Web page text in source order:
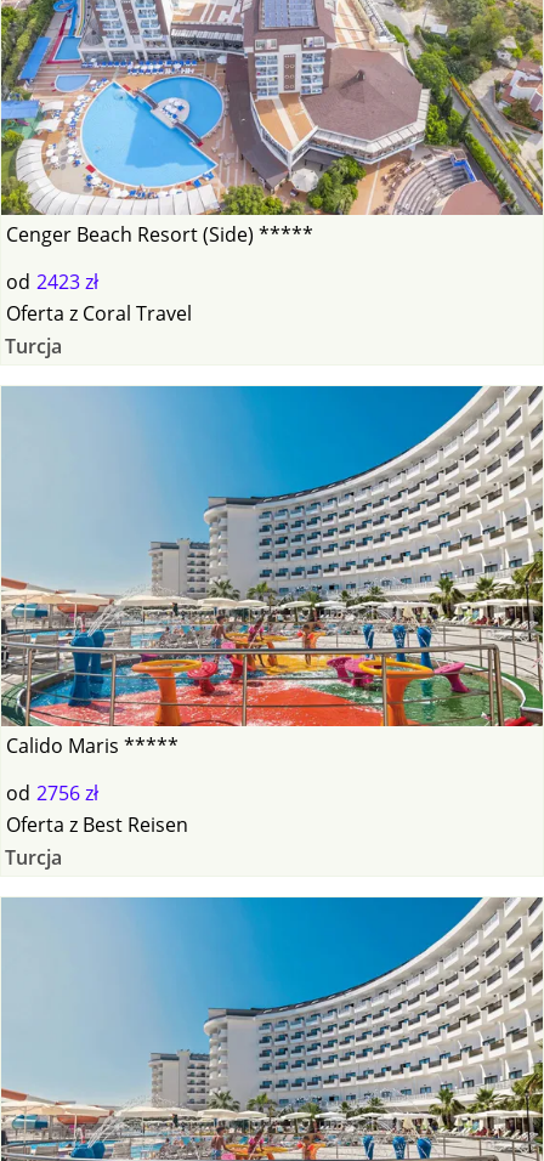
Cenger Beach Resort (Side) *****
od 2423 zł
Oferta z Coral Travel
Turcja
Calido Maris *****
od 2756 zł
Oferta z Best Reisen
Turcja